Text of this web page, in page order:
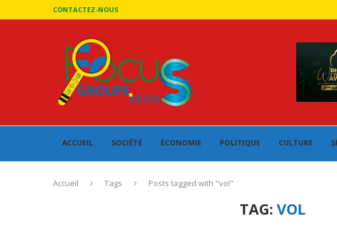
CONTACTEZ-NOUS
ACCUEIL SOCIÉTÉ ÉCONOMIE POLITIQUE CULTURE
Accueil Tags Posts tagged with "vol"
TAG: VOL